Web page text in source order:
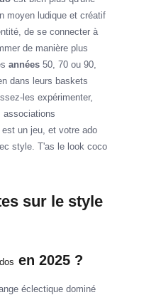
moyen ludique et créatif
de se connecter à
de manière plus
années 50, 70 ou 90,
dans leurs baskets
les expérimenter,
associations
un jeu, et votre ado
style. T'as le look coco
sur le style
en 2025 ?
éclectique dominé